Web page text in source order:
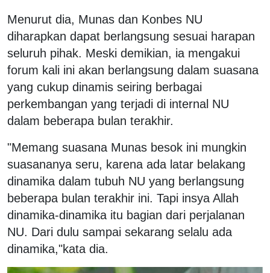
Menurut dia, Munas dan Konbes NU
diharapkan dapat berlangsung sesuai harapan
seluruh pihak. Meski demikian, ia mengakui
forum kali ini akan berlangsung dalam suasana
yang cukup dinamis seiring berbagai
perkembangan yang terjadi di internal NU
dalam beberapa bulan terakhir.
"Memang suasana Munas besok ini mungkin
suasananya seru, karena ada latar belakang
dinamika dalam tubuh NU yang berlangsung
beberapa bulan terakhir ini. Tapi insya Allah
dinamika-dinamika itu bagian dari perjalanan
NU. Dari dulu sampai sekarang selalu ada
dinamika,"kata dia.